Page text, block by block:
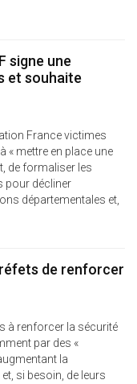
signe une
et souhaite
France victimes
« mettre en place une
de formaliser les
pour décliner
départementales et,
de renforcer
à renforcer la sécurité
par des «
la
si besoin, de leurs